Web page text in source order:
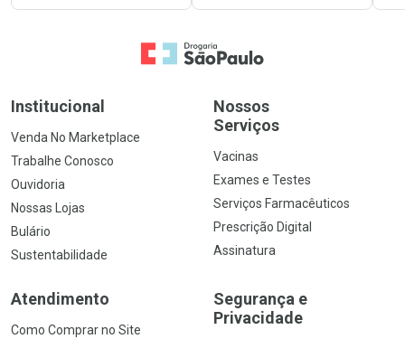
Ir para a Home
Institucional
Venda No Marketplace
Trabalhe Conosco
Ouvidoria
Nossas Lojas
Bulário
Sustentabilidade
Nossos
Serviços
Vacinas
Exames e Testes
Serviços Farmacêuticos
Prescrição Digital
Assinatura
Atendimento
Como Comprar no Site
Segurança e
Privacidade